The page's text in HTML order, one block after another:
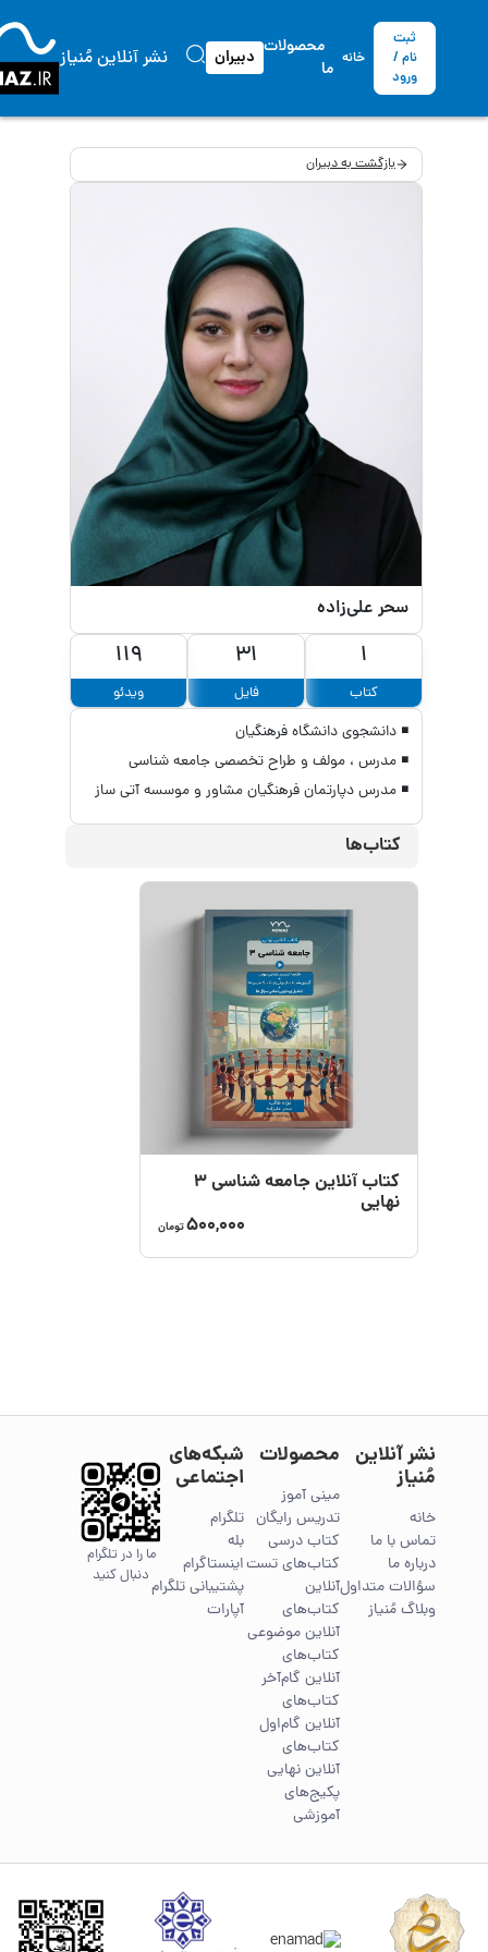
ثبت
نام /
ورود
خانه
محصولات
ما
دبیران نشر آنلاین مُنیاز
بازگشت به دبیران
سحر علی‌‌زاده
1
کتاب
31
فایل
119
ویدئو
◾ دانشجوی دانشگاه فرهنگیان
◾ مدرس ، مولف و طراح تخصصی جامعه شناسی
◾ مدرس دپارتمان فرهنگیان مشاور و موسسه آتی ساز
کتاب‌ها
کتاب آنلاین جامعه شناسی 3
نهایی
500,000تومان
نشر آنلاین
مُنیاز
خانه
تماس با ما
درباره ما
سؤالات متداول
وبلاگ مُنیاز
محصولات
مینی آموز
تدریس رایگان
کتاب درسی
کتاب‌های تست
آنلاین
کتاب‌های
آنلاین موضوعی
کتاب‌های
آنلاین گام‌آخر
کتاب‌های
آنلاین گام‌اول
کتاب‌های
آنلاین نهایی
پکیج‌های
آموزشی
شبکه‌های
اجتماعی
تلگرام
بله
اینستاگرام
پشتیبانی تلگرام
آپارات
ما را در تلگرام
دنبال کنید